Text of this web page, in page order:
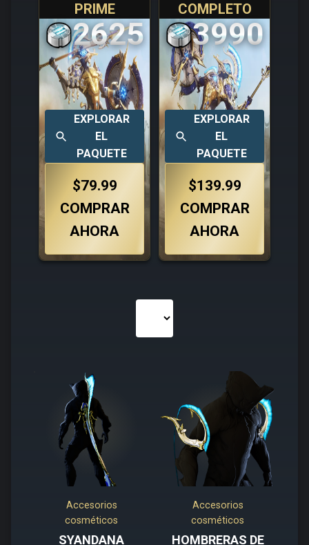
PRIME
2625
EXPLORAR
EL
PAQUETE
$79.99
COMPRAR
AHORA
COMPLETO
3990
EXPLORAR
EL
PAQUETE
$139.99
COMPRAR
AHORA
Accesorios
cosméticos
SYANDANA
Accesorios
cosméticos
HOMBRERAS DE